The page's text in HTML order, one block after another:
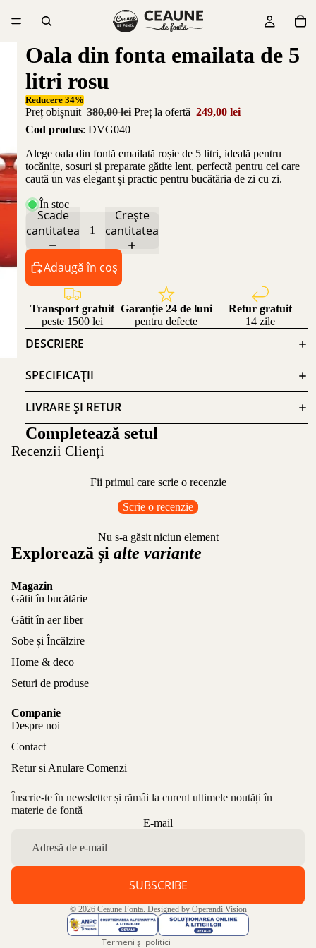
Oala din fonta emailata de 5
litri rosu
Reducere 34%
Preț obișnuit 380,00 lei Preț la ofertă 249,00 lei
Cod produs: DVG040
Alege oala din fontă emailată roșie de 5 litri, ideală pentru
tocănițe, sosuri și preparate gătite lent, perfectă pentru cei care
caută un vas elegant și practic pentru bucătăria de zi cu zi.
În stoc
Scade
cantitatea
Crește
cantitatea
Adaugă în coș
Transport gratuit
peste 1500 lei
Garanție 24 de luni
pentru defecte
Retur gratuit
14 zile
DESCRIERE
SPECIFICAȚII
LIVRARE ȘI RETUR
Completează setul
Recenzii Clienți
Fii primul care scrie o recenzie
Scrie o recenzie
Nu s-a găsit niciun element
Explorează și alte variante
Magazin
Gătit în bucătărie
Gătit în aer liber
Sobe și Încălzire
Home & deco
Seturi de produse
Companie
Despre noi
Contact
Retur si Anulare Comenzi
Înscrie-te în newsletter și rămâi la curent ultimele noutăți în
materie de fontă
E-mail
SUBSCRIBE
© 2026 Ceaune Fonta. Designed by Operandi Vision
Termeni și politici
Politica de confidențialitate
Aviz legal